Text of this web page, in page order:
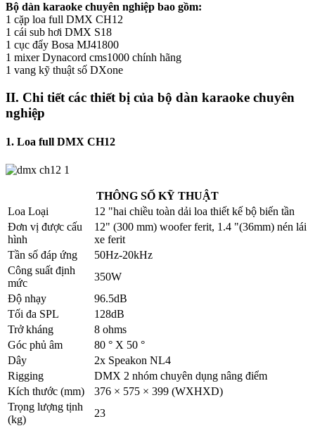
Bộ dàn karaoke chuyên nghiệp bao gồm:
1 cặp loa full DMX CH12
1 cái sub hơi DMX S18
1 cục đẩy Bosa MJ41800
1 mixer Dynacord cms1000 chính hãng
1 vang kỹ thuật số DXone
II. Chi tiết các thiết bị của bộ dàn karaoke chuyên
nghiệp
1. Loa full DMX CH12
THÔNG SỐ KỸ THUẬT
Loa Loại
12 "hai chiều toàn dải loa thiết kế bộ biến tần
Đơn vị được cấu
hình
12" (300 mm) woofer ferit, 1.4 "(36mm) nén lái
xe ferit
Tần số đáp ứng
50Hz-20kHz
Công suất định
mức
350W
Độ nhạy
96.5dB
Tối đa SPL
128dB
Trở kháng
8 ohms
Góc phủ âm
80 ° X 50 °
Dây
2x Speakon NL4
Rigging
DMX 2 nhóm chuyên dụng nâng điểm
Kích thước (mm)
376 × 575 × 399 (WXHXD)
Trọng lượng tịnh
(kg)
23